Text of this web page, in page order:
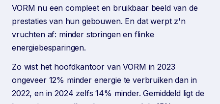
VORM nu een compleet en bruikbaar beeld van de
prestaties van hun gebouwen. En dat werpt z'n
vruchten af: minder storingen en flinke
energiebesparingen.
Zo wist het hoofdkantoor van VORM in 2023
ongeveer 12% minder energie te verbruiken dan in
2022, en in 2024 zelfs 14% minder. Gemiddeld ligt de